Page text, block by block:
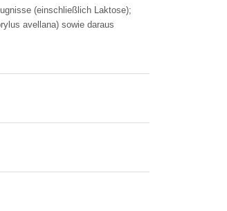
(einschließlich Laktose);
avellana) sowie daraus